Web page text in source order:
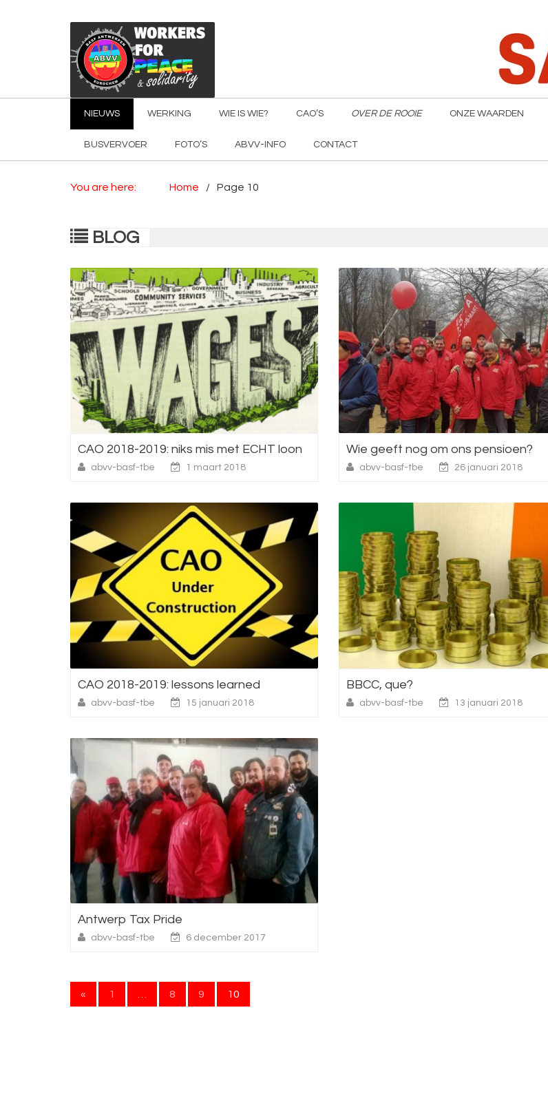
NIEUWS WERKING WIE IS WIE? CAO’S OVER DE ROOIE ONZE WAARDEN
BUSVERVOER FOTO’S ABVV-INFO CONTACT
You are here: Home Page 10
BLOG
CAO 2018-2019: niks mis met ECHT loon
abvv-basf-tbe 1 maart 2018
Wie geeft nog om ons pensioen?
abvv-basf-tbe 26 januari 2018
CAO 2018-2019: lessons learned
abvv-basf-tbe 15 januari 2018
BBCC, que?
abvv-basf-tbe 13 januari 2018
Antwerp Tax Pride
abvv-basf-tbe 6 december 2017
Berichten
« 1 8 9 10